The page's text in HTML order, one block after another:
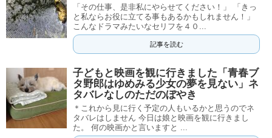
「その仕事、是非私にやらせてください！」 「きっ
と私ならお役に立てる事もあるかもしれません！」
こんなドラマみたいなセリフを４０...
記事を読む
子どもと映画を観に行きました「青春ブ
タ野郎はゆめみる少女の夢を見ない」ネ
タバレなしのただのぼやき
＊これから見に行く予定の人もいるかと思うのでネ
タバレはしません 今日は娘と映画を観に行きまし
た。 何の映画かと言いますと ...